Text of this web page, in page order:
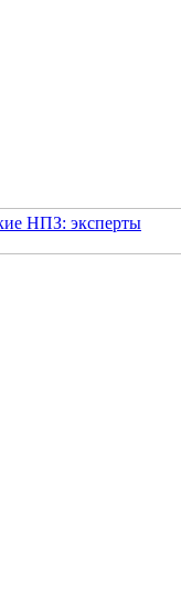
НПЗ: эксперты